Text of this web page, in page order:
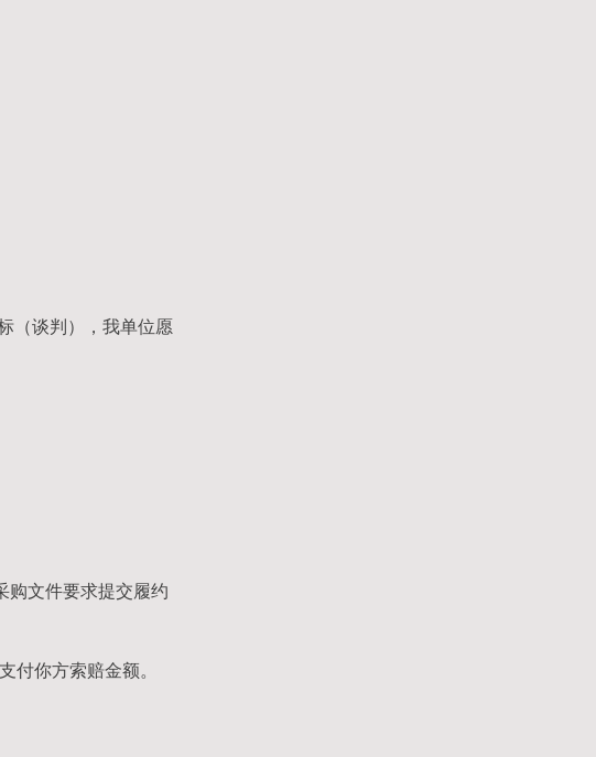
（谈判），我单位愿
购文件要求提交履约
付你方索赔金额。